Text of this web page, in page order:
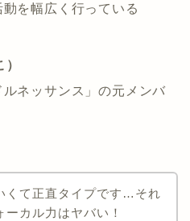
を幅広く行っている
ネッサンス」の元メンバ
くて正直タイプです…それ
ーカル力はヤバい！